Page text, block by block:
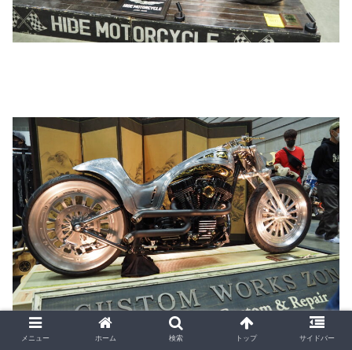
メニュー ホーム 検索 トップ サイドバー